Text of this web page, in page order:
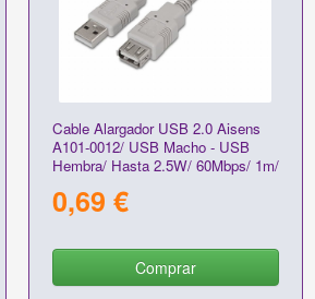
Cable Alargador USB 2.0 Aisens
A101-0012/ USB Macho - USB
Hembra/ Hasta 2.5W/ 60Mbps/ 1m/
0,69 €
Comprar